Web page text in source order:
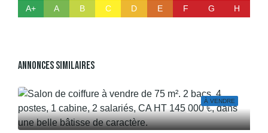
A+ A B C D E F G H
Annonces Similaires
À VENDRE